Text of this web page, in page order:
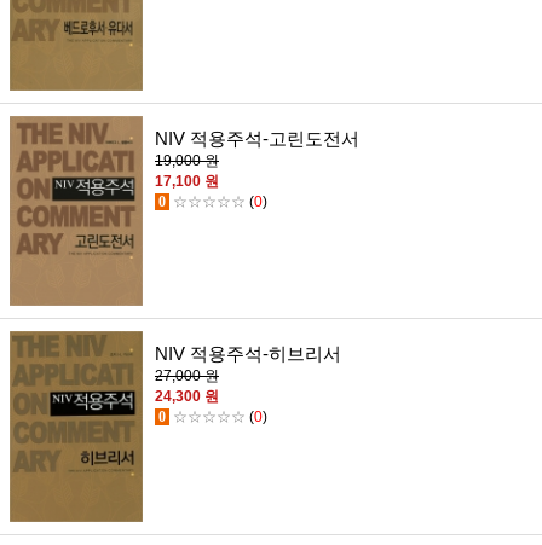
NIV 적용주석-고린도전서
19,000 원
17,100 원
0 ☆☆☆☆☆ (0)
NIV 적용주석-히브리서
27,000 원
24,300 원
0 ☆☆☆☆☆ (0)